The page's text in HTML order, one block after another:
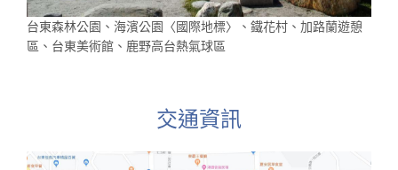
台東森林公園、海濱公園〈國際地標〉、鐵花村、加路蘭遊憩
區、台東美術館、鹿野高台熱氣球區
交通資訊